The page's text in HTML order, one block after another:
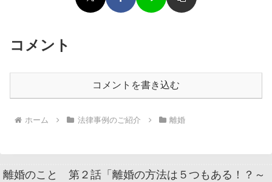
コメント
コメントを書き込む
ホーム 法律事例のご紹介 離婚
離婚のこと 第２話「離婚の方法は５つもある！？～